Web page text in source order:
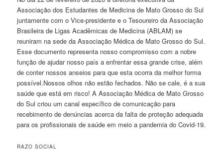
Associação dos Estudantes de Medicina de Mato Grosso do Sul
juntamente com o Vice-presidente e o Tesoureiro da Associação
Brasileira de Ligas Acadêmicas de Medicina (ABLAM) se
reuniram na sede da Associação Médica de Mato Grosso do Sul.
Esse documento representa nosso compromisso com a nobre
função de ajudar nosso país a enfrentar essa grande crise, além
de conter nossos anseios para que esta ocorra da melhor forma
possível.Nossos olhos não estão fechados. Não se cale, é a sua
saúde que está em risco! A Associação Médica de Mato Grosso
do Sul criou um canal específico de comunicação para
recebimento de denúncias acerca da falta de proteção adequada
para os profissionais de saúde em meio a pandemia do Covid-19.
RAZO SOCIAL